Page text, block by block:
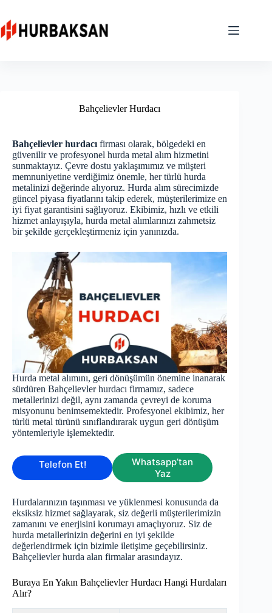
content
Bahçelievler Hurdacı
Bahçelievler hurdacı firması olarak, bölgedeki en
güvenilir ve profesyonel hurda metal alım hizmetini
sunmaktayız. Çevre dostu yaklaşımımız ve müşteri
memnuniyetine verdiğimiz önemle, her türlü hurda
metalinizi değerinde alıyoruz. Hurda alım sürecimizde
güncel piyasa fiyatlarını takip ederek, müşterilerimize en
iyi fiyat garantisini sağlıyoruz. Ekibimiz, hızlı ve etkili
hizmet anlayışıyla, hurda metal alımlarınızı zahmetsiz
bir şekilde gerçekleştirmeniz için yanınızda.
Hurda metal alımını, geri dönüşümün önemine inanarak
sürdüren Bahçelievler hurdacı firmamız, sadece
metallerinizi değil, aynı zamanda çevreyi de koruma
misyonunu benimsemektedir. Profesyonel ekibimiz, her
türlü metal türünü sınıflandırarak uygun geri dönüşüm
yöntemleriyle işlemektedir.
Telefon Et!
Whatsapp’tan
Yaz
Hurdalarınızın taşınması ve yüklenmesi konusunda da
eksiksiz hizmet sağlayarak, siz değerli müşterilerimizin
zamanını ve enerjisini korumayı amaçlıyoruz. Siz de
hurda metallerinizin değerini en iyi şekilde
değerlendirmek için bizimle iletişime geçebilirsiniz.
Bahçelievlerhurda alan firmalar arasındayız.
Buraya En Yakın Bahçelievler Hurdacı Hangi Hurdaları
Alır?